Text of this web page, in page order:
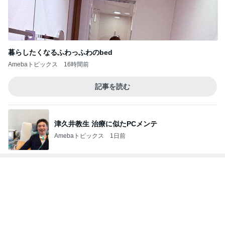
暮らしたくなるふわっふわのbed
Amebaトピックス 16時間前
記事を読む
津久井教生 治療に似たPCメンテ
Amebaトピックス 1日前